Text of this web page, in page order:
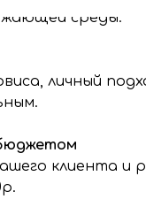
обработку, сбор,
обработки
среды.
личный
клиента и